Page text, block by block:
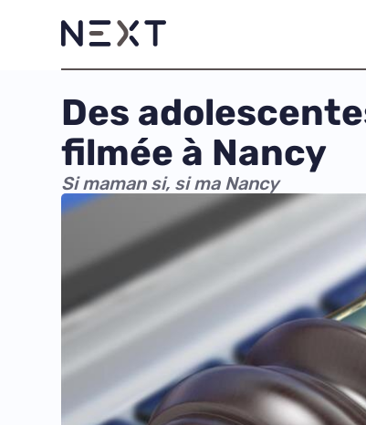
Des
filmée à Nancy
Si maman si, si ma Nancy